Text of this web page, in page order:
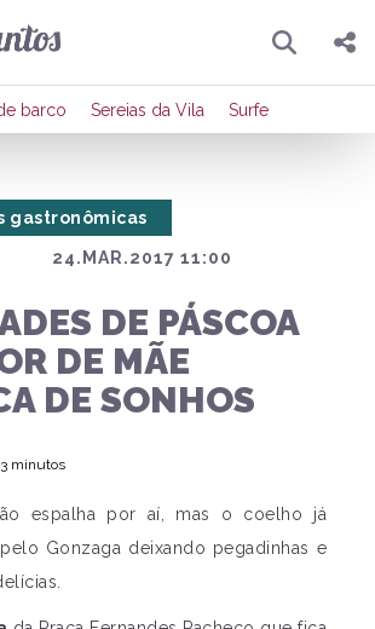
Pesquisar
Compartilhar
Publicar no X
barco Sereias da Vila Surfe
24.MAR.2017 11:00
gastronômicas
DE PÁSCOA
DE MÃE
DE SONHOS
minutos
espalha por aí, mas o coelho já
Gonzaga deixando pegadinhas e